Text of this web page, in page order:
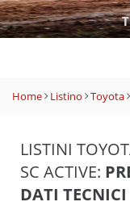
Home Listino Toyota
LISTINI
SC ACTIVE:
DATI TECNICI